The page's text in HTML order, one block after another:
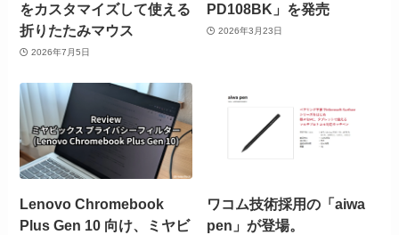
をカスタマイズして使える
折りたたみマウス
2026年7月5日
PD108BK」を発売
2026年3月23日
Lenovo Chromebook
Plus Gen 10 向け、ミヤビ
ワコム技術採用の「aiwa
pen」が登場。